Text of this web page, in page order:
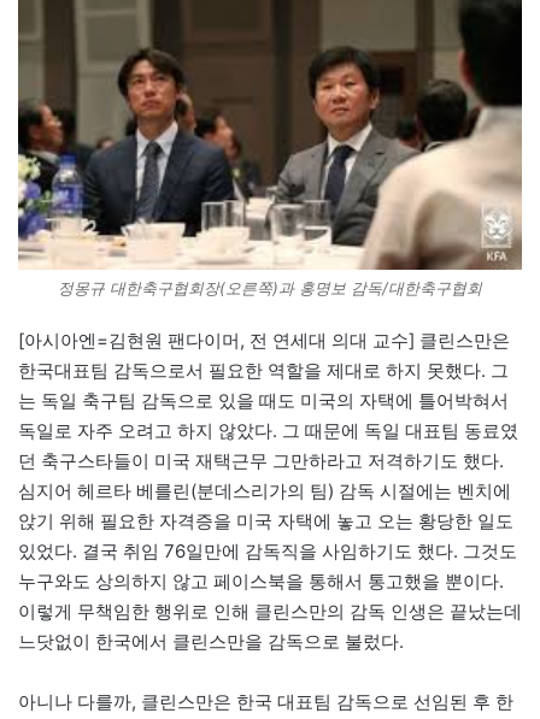
정몽규 대한축구협회장(오른쪽)과 홍명보 감독/대한축구협회
[아시아엔=김현원 팬다이머, 전 연세대 의대 교수] 클린스만은
한국대표팀 감독으로서 필요한 역할을 제대로 하지 못했다. 그
는 독일 축구팀 감독으로 있을 때도 미국의 자택에 틀어박혀서
독일로 자주 오려고 하지 않았다. 그 때문에 독일 대표팀 동료였
던 축구스타들이 미국 재택근무 그만하라고 저격하기도 했다.
심지어 헤르타 베를린(분데스리가의 팀) 감독 시절에는 벤치에
앉기 위해 필요한 자격증을 미국 자택에 놓고 오는 황당한 일도
있었다. 결국 취임 76일만에 감독직을 사임하기도 했다. 그것도
누구와도 상의하지 않고 페이스북을 통해서 통고했을 뿐이다.
이렇게 무책임한 행위로 인해 클린스만의 감독 인생은 끝났는데
느닷없이 한국에서 클린스만을 감독으로 불렀다.
아니나 다를까, 클린스만은 한국 대표팀 감독으로 선임된 후 한